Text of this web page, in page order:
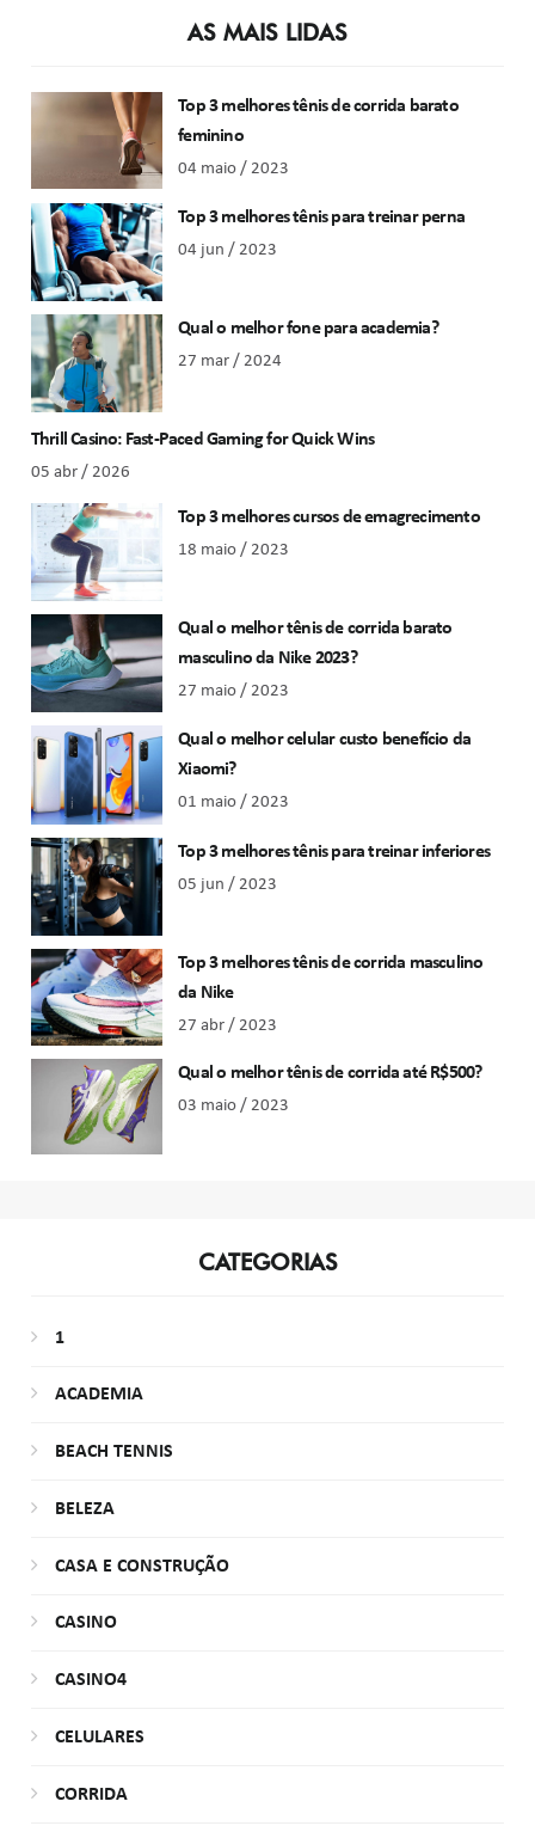
AS MAIS LIDAS
Top 3 melhores tênis de corrida barato
feminino
04 maio / 2023
Top 3 melhores tênis para treinar perna
04 jun / 2023
Qual o melhor fone para academia?
27 mar / 2024
Thrill Casino: Fast‑Paced Gaming for Quick Wins
05 abr / 2026
Top 3 melhores cursos de emagrecimento
18 maio / 2023
Qual o melhor tênis de corrida barato
masculino da Nike 2023?
27 maio / 2023
Qual o melhor celular custo benefício da
Xiaomi?
01 maio / 2023
Top 3 melhores tênis para treinar inferiores
05 jun / 2023
Top 3 melhores tênis de corrida masculino
da Nike
27 abr / 2023
Qual o melhor tênis de corrida até R$500?
03 maio / 2023
CATEGORIAS
1
ACADEMIA
BEACH TENNIS
BELEZA
CASA E CONSTRUÇÃO
CASINO
CASINO4
CELULARES
CORRIDA